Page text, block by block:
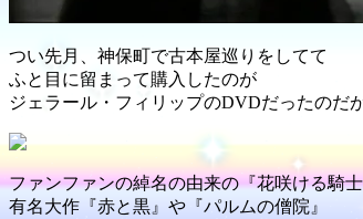
つい先月、神保町で古本屋巡りをしてて
ふと目に留まって購入したのが
ジェラール・フィリップのDVDだったのだ
ファンファンの綽名の由来の『花咲ける騎
有名大作『赤と黒』や『パルムの僧院』